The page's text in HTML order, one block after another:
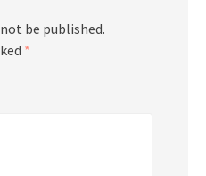
be published.
*